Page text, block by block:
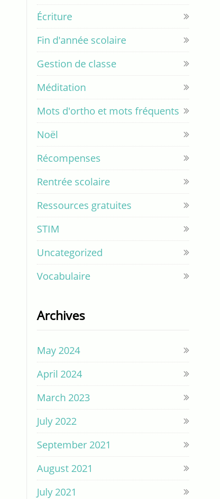
Écriture
Fin d'année scolaire
Gestion de classe
Méditation
Mots d'ortho et mots fréquents
Noël
Récompenses
Rentrée scolaire
Ressources gratuites
STIM
Uncategorized
Vocabulaire
Archives
May 2024
April 2024
March 2023
July 2022
September 2021
August 2021
July 2021